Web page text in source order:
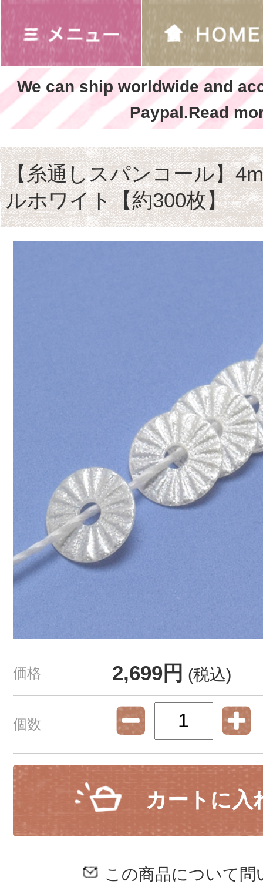
We can ship worldwide and
Paypal.Read
【糸通しスパンコール】
ルホワイト【約300枚】
価格 2,699円 (税込)
個数
カートに入
この商品について問